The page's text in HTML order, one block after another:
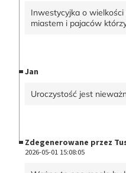
Inwestycyjka o
miastem i pajaców
Jan
Uroczystość jest
Zdegenerowane przez
2026-05-01 15:08:05